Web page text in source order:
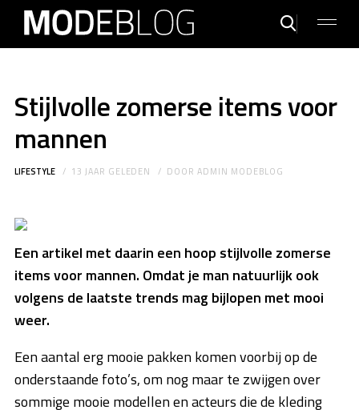
Stijlvolle zomerse items voor
mannen
LIFESTYLE 13 JAAR GELEDEN DOORADMIN MODEBLOG
Een artikel met daarin een hoop stijlvolle zomerse
items voor mannen. Omdat je man natuurlijk ook
volgens de laatste trends mag bijlopen met mooi
weer.
Een aantal erg mooie pakken komen voorbij op de
onderstaande foto’s, om nog maar te zwijgen over
sommige mooie modellen en acteurs die de kleding